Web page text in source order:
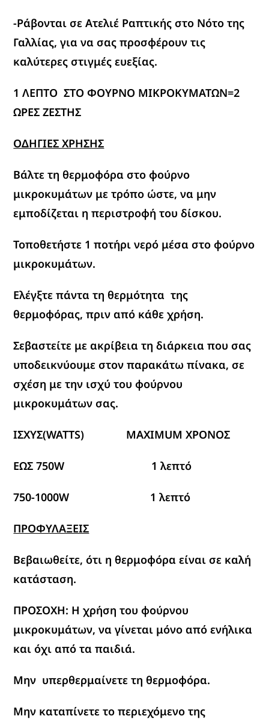
-Ράβονται σε Ατελιέ Ραπτικής στο Νότο της
Γαλλίας, για να σας προσφέρουν τις
καλύτερες στιγμές ευεξίας.
1 ΛΕΠΤΟ ΣΤΟ ΦΟΥΡΝΟ ΜΙΚΡΟΚΥΜΑΤΩΝ=2
ΩΡΕΣ ΖΕΣΤΗΣ
ΟΔΗΓΙΕΣ ΧΡΗΣΗΣ
Βάλτε τη θερμοφόρα στο φούρνο
μικροκυμάτων με τρόπο ώστε, να μην
εμποδίζεται η περιστροφή του δίσκου.
Τοποθετήστε 1 ποτήρι νερό μέσα στο φούρνο
μικροκυμάτων.
Ελέγξτε πάντα τη θερμότητα της
θερμοφόρας, πριν από κάθε χρήση.
Σεβαστείτε με ακρίβεια τη διάρκεια που σας
υποδεικνύουμε στον παρακάτω πίνακα, σε
σχέση με την ισχύ του φούρνου
μικροκυμάτων σας.
ΙΣΧΥΣ(WATTS) MAXIMUM ΧΡΟΝΟΣ
ΕΩΣ 750W 1 λεπτό
750-1000W 1 λεπτό
ΠΡΟΦΥΛΑΞΕΙΣ
Βεβαιωθείτε, ότι η θερμοφόρα είναι σε καλή
κατάσταση.
ΠΡΟΣΟΧΗ: Η χρήση του φούρνου
μικροκυμάτων, να γίνεται μόνο από ενήλικα
και όχι από τα παιδιά.
Μην υπερθερμαίνετε τη θερμοφόρα.
Μην καταπίνετε το περιεχόμενο της